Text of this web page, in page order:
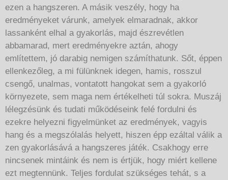
ezen a hangszeren. A másik veszély, hogy ha
eredményeket várunk, amelyek elmaradnak, akkor
lassanként elhal a gyakorlás, majd észrevétlen
abbamarad, mert eredményekre aztán, ahogy
említettem, jó darabig nemigen számíthatunk. Sőt, éppen
ellenkezőleg, a mi fülünknek idegen, hamis, rosszul
csengő, unalmas, vontatott hangokat sem a gyakorló
környezete, sem maga nem értékelheti túl sokra. Muszáj
lélegzésünk és tudati működéseink felé fordulni és
ezekre helyezni figyelmünket az eredmények, vagyis
hang és a megszólalás helyett, hiszen épp ezáltal válik a
zen gyakorlásává a hangszeres játék. Csakhogy erre
nincsenek mintáink és nem is értjük, hogy miért kellene
ezt megtennünk. Teljes fordulat szükséges tehát, s a